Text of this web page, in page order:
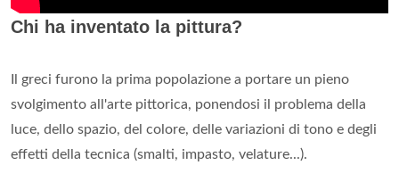
Chi ha inventato la pittura?
Il greci furono la prima popolazione a portare un pieno
svolgimento all'arte pittorica, ponendosi il problema della
luce, dello spazio, del colore, delle variazioni di tono e degli
effetti della tecnica (smalti, impasto, velature...).